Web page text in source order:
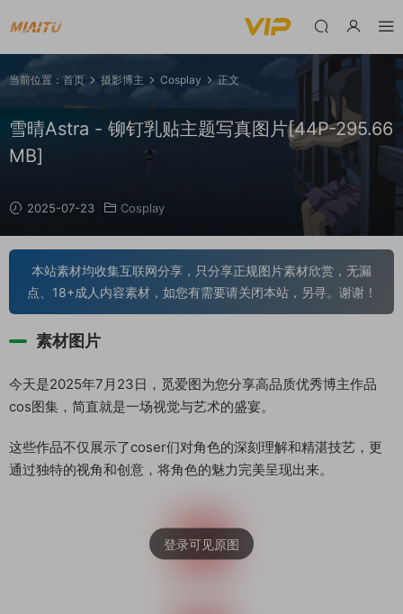
当前位置： 首页 摄影博主 Cosplay 正文
雪晴Astra - 铆钉乳贴主题写真图片[44P-295.66
MB]
2025-07-23 Cosplay
本站素材均收集互联网分享，只分享正规图片素材欣赏，无漏
点、18+成人内容素材，如您有需要请关闭本站，另寻。谢谢！
素材图片
今天是2025年7月23日，觅爱图为您分享高品质优秀博主作品
cos图集，简直就是一场视觉与艺术的盛宴。
这些作品不仅展示了coser们对角色的深刻理解和精湛技艺，更
通过独特的视角和创意，将角色的魅力完美呈现出来。